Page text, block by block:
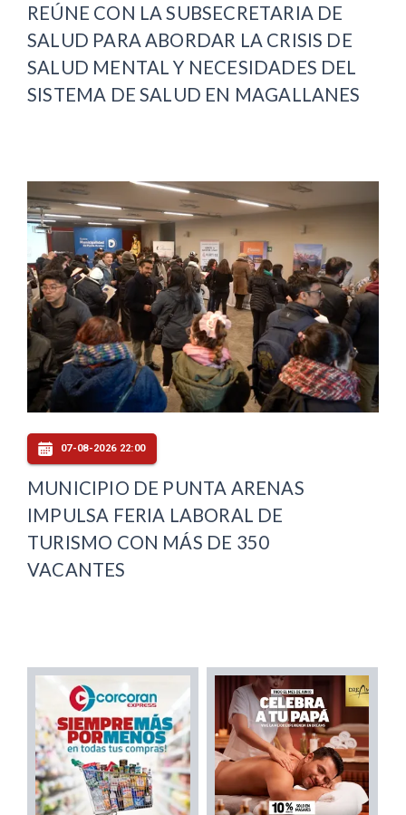
REÚNE CON LA SUBSECRETARIA DE
SALUD PARA ABORDAR LA CRISIS DE
SALUD MENTAL Y NECESIDADES DEL
SISTEMA DE SALUD EN MAGALLANES
07-08-2026 22:00
MUNICIPIO DE PUNTA ARENAS
IMPULSA FERIA LABORAL DE
TURISMO CON MÁS DE 350
VACANTES